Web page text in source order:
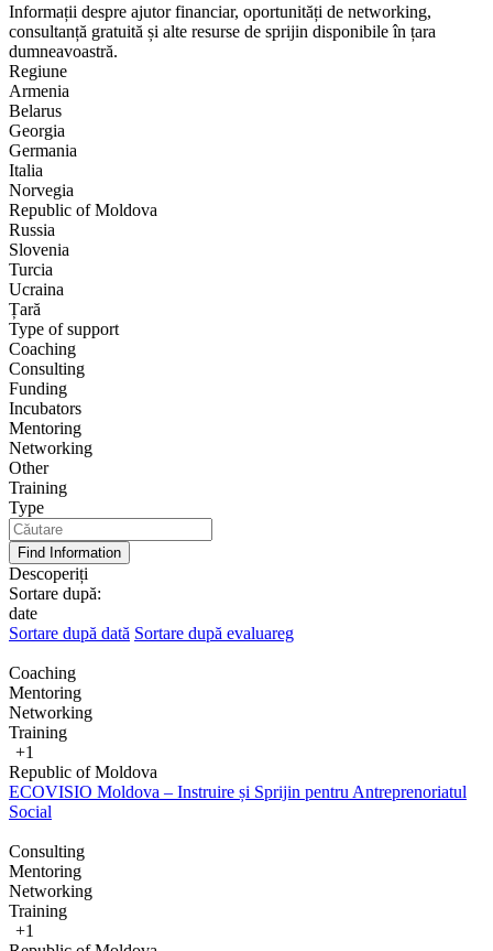
Informații despre ajutor financiar, oportunități de networking,
consultanță gratuită și alte resurse de sprijin disponibile în țara
dumneavoastră.
Regiune
Armenia
Belarus
Georgia
Germania
Italia
Norvegia
Republic of Moldova
Russia
Slovenia
Turcia
Ucraina
Țară
Type of support
Coaching
Consulting
Funding
Incubators
Mentoring
Networking
Other
Training
Type
Find Information
Descoperiți
Sortare după:
date
Sortare după dată Sortare după evaluareg
Coaching
Mentoring
Networking
Training
+1
Republic of Moldova
ECOVISIO Moldova – Instruire și Sprijin pentru Antreprenoriatul
Social
Consulting
Mentoring
Networking
Training
+1